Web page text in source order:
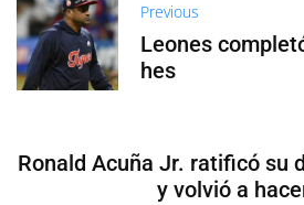
Previous
Leones
hes
Ronald Acuña Jr. ratificó su
y volvió a